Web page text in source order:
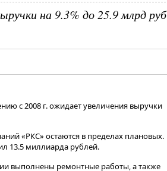
на 9.3% до 25.9 млрд руб
с 2008 г. ожидает увеличения выручки
«РКС» остаются в пределах плановых.
13.5 миллиарда рублей.
выполнены ремонтные работы, а также